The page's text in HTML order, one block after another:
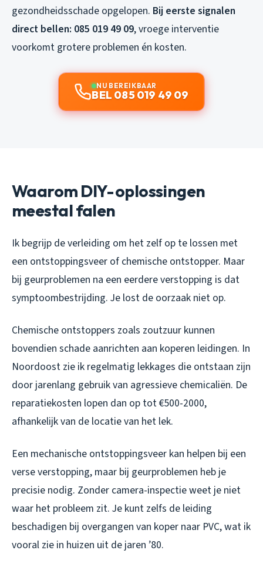
gezondheidsschade opgelopen. Bij eerste signalen
direct bellen: 085 019 49 09, vroege interventie
voorkomt grotere problemen én kosten.
NU BEREIKBAAR
BEL 085 019 49 09
Waarom DIY-oplossingen
meestal falen
Ik begrijp de verleiding om het zelf op te lossen met
een ontstoppingsveer of chemische ontstopper. Maar
bij geurproblemen na een eerdere verstopping is dat
symptoombestrijding. Je lost de oorzaak niet op.
Chemische ontstoppers zoals zoutzuur kunnen
bovendien schade aanrichten aan koperen leidingen. In
Noordoost zie ik regelmatig lekkages die ontstaan zijn
door jarenlang gebruik van agressieve chemicaliën. De
reparatiekosten lopen dan op tot €500-2000,
afhankelijk van de locatie van het lek.
Een mechanische ontstoppingsveer kan helpen bij een
verse verstopping, maar bij geurproblemen heb je
precisie nodig. Zonder camera-inspectie weet je niet
waar het probleem zit. Je kunt zelfs de leiding
beschadigen bij overgangen van koper naar PVC, wat ik
vooral zie in huizen uit de jaren ’80.